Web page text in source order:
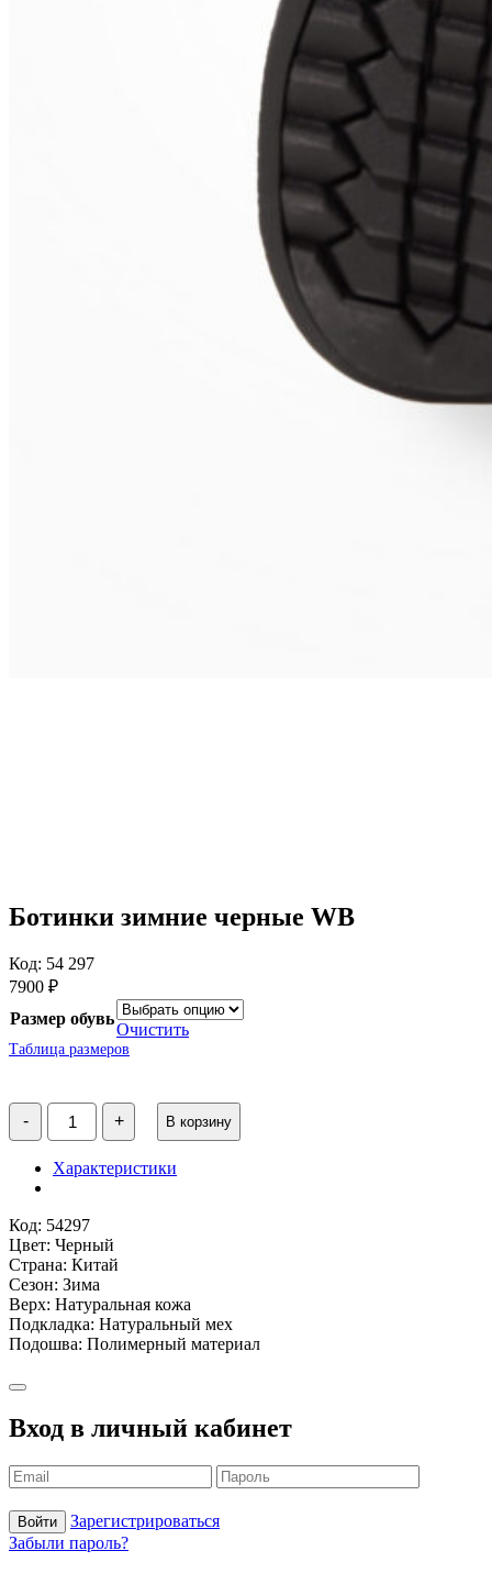
Ботинки зимние черные WB
Код: 54 297
7900 ₽
Размер обувь
Очистить
Таблица размеров
-
Количество
товара
Ботинки
зимние
черные
+ В корзину
Характеристики
Код: 54297
Цвет: Черный
Страна: Китай
Сезон: Зима
Верх: Натуральная кожа
Подкладка: Натуральный мех
Подошва: Полимерный материал
Вход в личный кабинет
Войти
Зарегистрироваться
Забыли пароль?